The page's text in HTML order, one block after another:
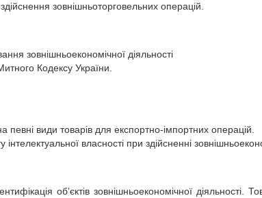
зовнішньоторговельних операцій.
зовнішньоекономічної діяльності
Кодексу України.
види товарів для експортно-імпортних операцій.
власності при здійсненні
об’єктів зовнішньоекономічної